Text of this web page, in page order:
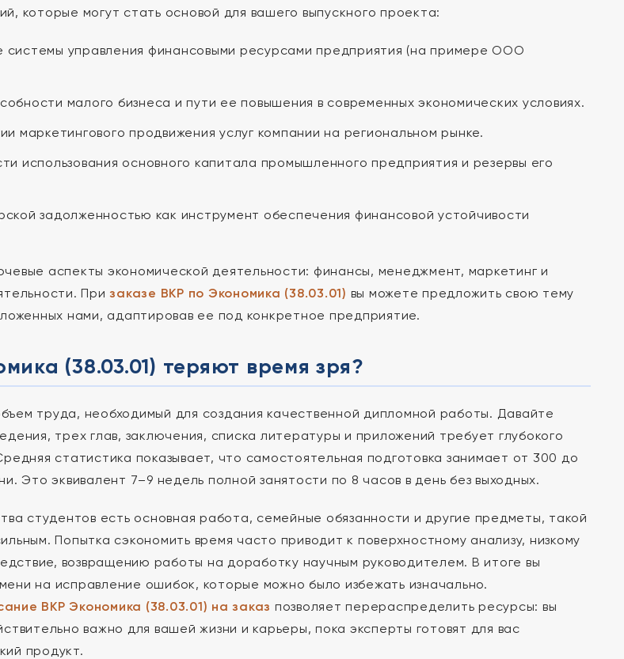
которые могут стать основой для вашего выпускного проекта:
системы управления финансовыми ресурсами предприятия (на примере ООО
малого бизнеса и пути ее повышения в современных экономических условиях.
маркетингового продвижения услуг компании на региональном рынке.
использования основного капитала промышленного предприятия и резервы его
задолженностью как инструмент обеспечения финансовой устойчивости
аспекты экономической деятельности: финансы, менеджмент, маркетинг и
Призаказе ВКР по Экономика (38.03.01) вы можете предложить свою тему
нами, адаптировав ее под конкретное предприятие.
(38.03.01) теряют время зря?
труда, необходимый для создания качественной дипломной работы. Давайте
трех глав, заключения, списка литературы и приложений требует глубокого
статистика показывает, что самостоятельная подготовка занимает от 300 до
Это эквивалент 7–9 недель полной занятости по 8 часов в день без выходных.
студентов есть основная работа, семейные обязанности и другие предметы, такой
Попытка сэкономить время часто приводит к поверхностному анализу, низкому
возвращению работы на доработку научным руководителем. В итоге вы
на исправление ошибок, которые можно было избежать изначально.
ВКР Экономика (38.03.01) на заказ позволяет перераспределить ресурсы: вы
важно для вашей жизни и карьеры, пока эксперты готовят для вас
продукт.